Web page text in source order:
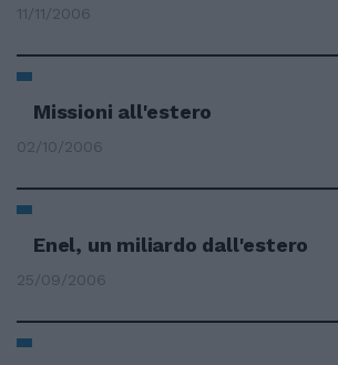
11/11/2006
Missioni all'estero
02/10/2006
Enel, un miliardo dall'estero
25/09/2006